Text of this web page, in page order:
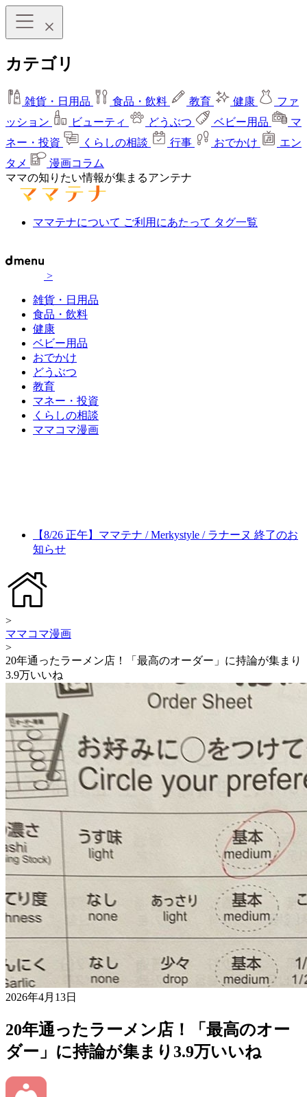
カテゴリ
雑貨・日用品 食品・飲料 教育 健康
ファ
ッション
ビューティ どうぶつ ベビー用品
マ
ネー・投資
くらしの相談 行事 おでかけ
エン
タメ
漫画コラム
ママの知りたい情報が集まるアンテナ
ママテナについて ご利用にあたって タグ一覧
>
雑貨・日用品
食品・飲料
健康
ベビー用品
おでかけ
どうぶつ
教育
マネー・投資
くらしの相談
ママコマ漫画
【8/26 正午】ママテナ / Merkystyle / ラナーヌ 終了のお
知らせ
>
ママコマ漫画
>
20年通ったラーメン店！「最高のオーダー」に持論が集まり
3.9万いいね
2026年4月13日
20年通ったラーメン店！「最高のオー
ダー」に持論が集まり3.9万いいね